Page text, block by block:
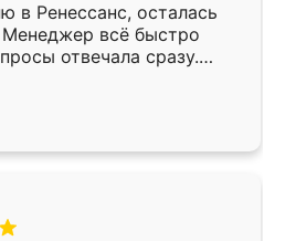
в Ренессанс, осталась
Менеджер всё быстро
отвечала сразу.
в субботу, подошёл к
Собрали
аккуратно, даже